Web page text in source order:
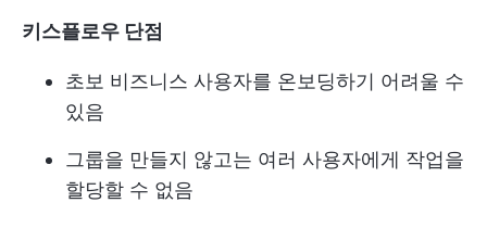
키스플로우 단점
초보 비즈니스 사용자를 온보딩하기 어려울 수
있음
그룹을 만들지 않고는 여러 사용자에게 작업을
할당할 수 없음